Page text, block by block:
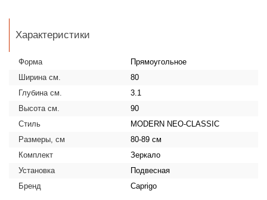
Характеристики
Форма
Прямоугольное
Ширина см.
80
Глубина см.
3.1
Высота см.
90
Стиль
MODERN NEO-CLASSIC
Размеры, см
80-89 см
Комплект
Зеркало
Установка
Подвесная
Бренд
Caprigo